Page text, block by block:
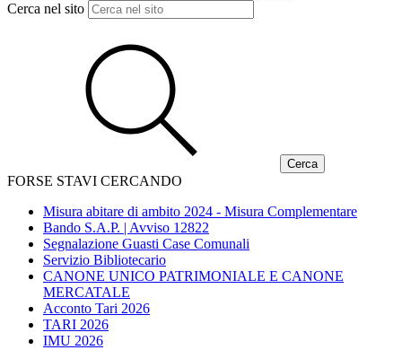
Cerca nel sito
FORSE STAVI CERCANDO
Misura abitare di ambito 2024 - Misura Complementare
Bando S.A.P. | Avviso 12822
Segnalazione Guasti Case Comunali
Servizio Bibliotecario
CANONE UNICO PATRIMONIALE E CANONE
MERCATALE
Acconto Tari 2026
TARI 2026
IMU 2026